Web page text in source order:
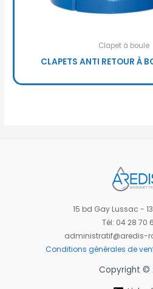
Clapet à boule
CLAPETS ANTI RETOUR À
15 bd Gay Lussac -
Tél: 04 28 70
administratif@aredis-
Conditions générales de
Copyright ©